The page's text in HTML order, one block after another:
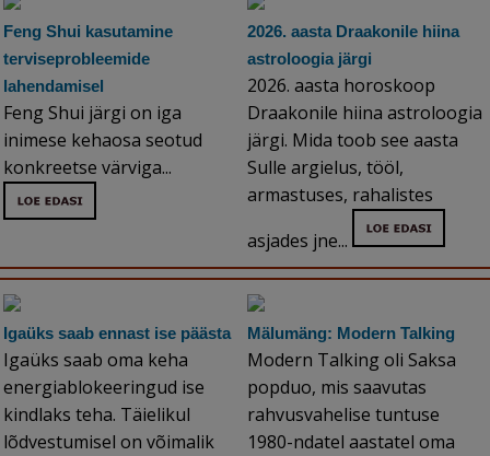
Feng Shui kasutamine
terviseprobleemide
lahendamisel
Feng Shui järgi on iga
inimese kehaosa seotud
konkreetse värviga...
2026. aasta Draakonile hiina
astroloogia järgi
2026. aasta horoskoop
Draakonile hiina astroloogia
järgi. Mida toob see aasta
Sulle argielus, tööl,
armastuses, rahalistes
asjades jne...
Igaüks saab ennast ise päästa
Igaüks saab oma keha
energiablokeeringud ise
kindlaks teha. Täielikul
lõdvestumisel on võimalik
Mälumäng: Modern Talking
Modern Talking oli Saksa
popduo, mis saavutas
rahvusvahelise tuntuse
1980-ndatel aastatel oma